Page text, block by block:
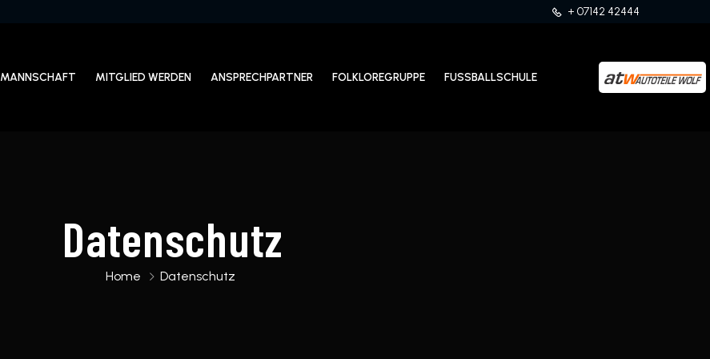
+ 07142 42444
MANNSCHAFT MITGLIED WERDEN ANSPRECHPARTNER FOLKLOREGRUPPE FUSSBALLSCHULE
Datenschutz
Home Datenschutz